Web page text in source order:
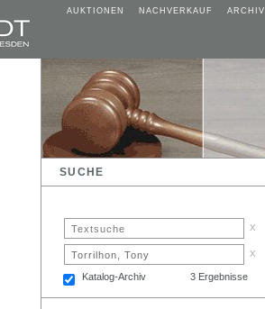
AUKTIONEN NACHVERKAUF ARCHIV
SUCHE
x
x
Katalog-Archiv 3 Ergebnisse